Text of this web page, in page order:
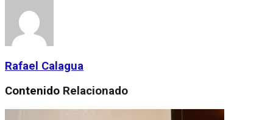
Rafael Calagua
Contenido Relacionado